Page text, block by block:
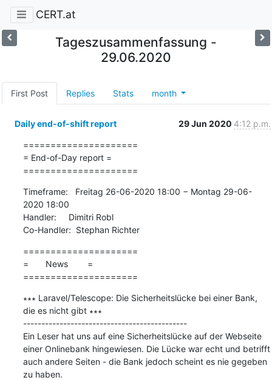
CERT.at
Tageszusammenfassung -
29.06.2020
First Post Replies Stats month
Daily end-of-shift report 29 Jun 2020 4:12 p.m.
=====================
= End-of-Day report =
=====================
Timeframe:   Freitag 26-06-2020 18:00 − Montag 29-06-
2020 18:00
Handler:     Dimitri Robl
Co-Handler:  Stephan Richter
=====================
=       News        =
=====================
∗∗∗ Laravel/Telescope: Die Sicherheitslücke bei einer Bank,
die es nicht gibt ∗∗∗
---------------------------------------------
Ein Leser hat uns auf eine Sicherheitslücke auf der Webseite
einer Onlinebank hingewiesen. Die Lücke war echt und betrifft
auch andere Seiten - die Bank jedoch scheint es nie gegeben
zu haben.